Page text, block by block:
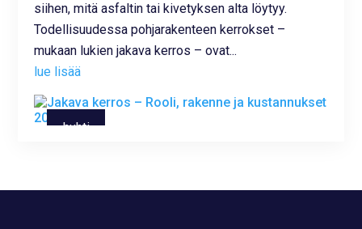
huhti
siihen, mitä asfaltin tai kivetyksen alta löytyy.
Todellisuudessa pohjarakenteen kerrokset –
mukaan lukien jakava kerros – ovat...
lue lisää